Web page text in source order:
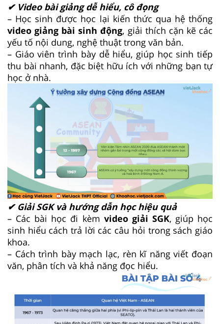
✔ Video bài giảng dễ hiểu, cô đọng
– Học sinh được học lại kiến thức qua hệ thống
video giảng bài sinh động, giải thích cặn kẽ các
yếu tố nội dung, nghệ thuật trong văn bản.
– Giáo viên trình bày dễ hiểu, giúp học sinh tiếp
thu bài nhanh, đặc biệt hữu ích với những bạn tự
học ở nhà.
✔ Giải SGK và hướng dẫn học hiệu quả
– Các bài học đi kèm video giải SGK, giúp học
sinh hiểu cách trả lời các câu hỏi trong sách giáo
khoa.
– Cách trình bày mạch lạc, rèn kĩ năng viết đoạn
văn, phân tích và khả năng đọc hiểu.